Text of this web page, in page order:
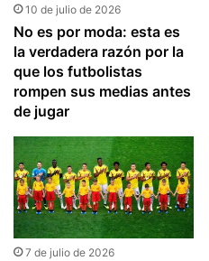
10 de julio de 2026
No es por moda: esta es
la verdadera razón por la
que los futbolistas
rompen sus medias antes
de jugar
7 de julio de 2026